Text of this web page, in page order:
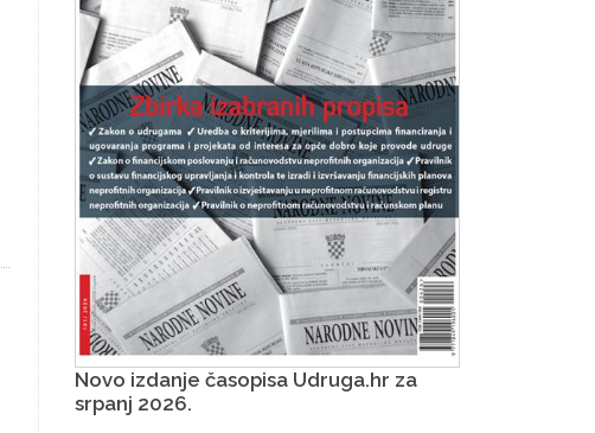
Novo izdanje časopisa Udruga.hr za
srpanj 2026.